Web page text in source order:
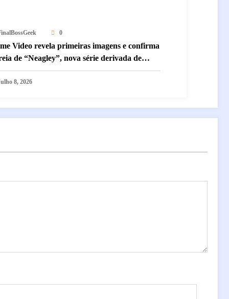
0
Video revela primeiras imagens e confirma
de “Neagley”, nova série derivada de
estrelada por Maria Sten
8, 2026